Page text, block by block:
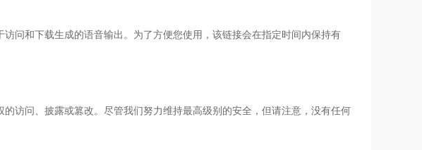
问和下载生成的语音输出。为了方便您使用，该链接会在指定时间内保持有
访问、披露或篡改。尽管我们努力维持最高级别的安全，但请注意，没有任何